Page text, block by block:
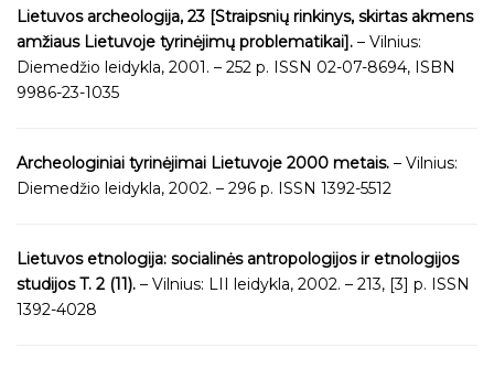
Lietuvos archeologija, 23 [Straipsnių rinkinys, skirtas akmens
amžiaus Lietuvoje tyrinėjimų problematikai]. – Vilnius:
Diemedžio leidykla, 2001. – 252 p. ISSN 02-07-8694, ISBN
9986-23-1035
Archeologiniai tyrinėjimai Lietuvoje 2000 metais. – Vilnius:
Diemedžio leidykla, 2002. – 296 p. ISSN 1392-5512
Lietuvos etnologija: socialinės antropologijos ir etnologijos
studijos T. 2 (11). – Vilnius: LII leidykla, 2002. – 213, [3] p. ISSN
1392-4028